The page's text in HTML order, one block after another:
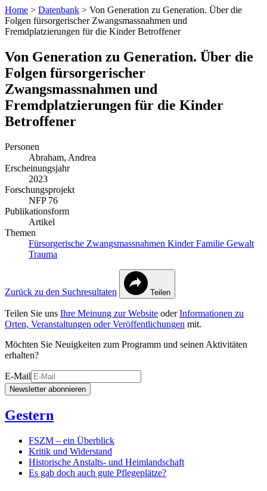
Home > Datenbank > Von Generation zu Generation. Über die
Folgen fürsorgerischer Zwangsmassnahmen und
Fremdplatzierungen für die Kinder Betroffener
Von Generation zu Generation. Über die
Folgen fürsorgerischer
Zwangsmassnahmen und
Fremdplatzierungen für die Kinder
Betroffener
Personen
Abraham, Andrea
Erscheinungsjahr
2023
Forschungsprojekt
NFP 76
Publikationsform
Artikel
Themen
Fürsorgerische Zwangsmassnahmen KinderFamilie Gewalt
Trauma
Zurück zu den Suchresultaten Teilen
Teilen Sie uns Ihre Meinung zur Website oderInformationen zu
Orten, Veranstaltungen oder Veröffentlichungen mit.
Möchten Sie Neuigkeiten zum Programm und seinen Aktivitäten
erhalten?
E-Mail
Newsletter abonnieren
Gestern
FSZM – ein Überblick
Kritik und Widerstand
Historische Anstalts- und Heimlandschaft
Es gab doch auch gute Pflegeplätze?